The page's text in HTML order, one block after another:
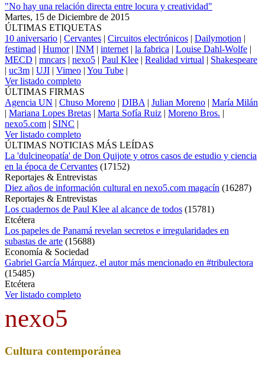
"No hay una relación directa entre locura y creatividad"
Martes, 15 de Diciembre de 2015
ÚLTIMAS ETIQUETAS
10 aniversario | Cervantes | Circuitos electrónicos | Dailymotion |
festimad | Humor| INM | internet | la fabrica | Louise Dahl-Wolfe |
MECD | mncars | nexo5 | Paul Klee | Realidad virtual | Shakespeare
| uc3m | UJI | Vimeo | You Tube |
Ver listado completo
ÚLTIMAS FIRMAS
Agencia UN | Chuso Moreno | DIBA | Julian Moreno | María Milán
| Mariana Lopes Bretas | Marta Sofía Ruiz | Moreno Bros. |
nexo5.com | SINC |
Ver listado completo
ÚLTIMAS NOTICIAS MÁS LEÍDAS
La 'dulcineopatía' de Don Quijote y otros casos de estudio y ciencia
en la época de Cervantes (17152)
Reportajes & Entrevistas
Diez años de información cultural en nexo5.com magacín (16287)
Reportajes & Entrevistas
Los cuadernos de Paul Klee al alcance de todos (15781)
Etcétera
Los papeles de Panamá revelan secretos e irregularidades en
subastas de arte (15688)
Economía & Sociedad
Gabriel García Márquez, el autor más mencionado en #tribulectora
(15485)
Etcétera
Ver listado completo
nexo5
Cultura contemporánea